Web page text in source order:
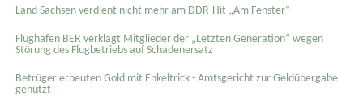
Land Sachsen verdient nicht mehr am DDR-Hit „Am Fenster“
Flughafen BER verklagt Mitglieder der „Letzten Generation“ wegen
Störung des Flugbetriebs auf Schadenersatz
Betrüger erbeuten Gold mit Enkeltrick - Amtsgericht zur Geldübergabe
genutzt